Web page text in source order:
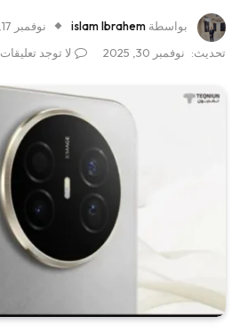
بواسطة islam Ibrahem نوفمبر 17, 2025
تحديث: نوفمبر 30, 2025 لا توجد تعليقات